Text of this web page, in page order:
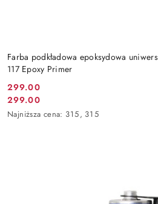
Farba podkładowa epoksydowa
117 Epoxy Primer
Cena
promocyjna:
299.00
Cena
promocyjna:
299.00
Najniższa
Najniższa cena: 315, 315